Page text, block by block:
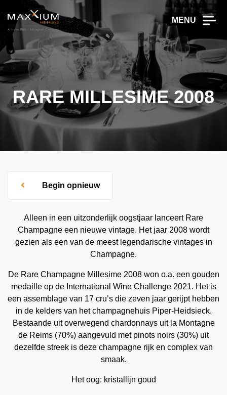
MENU
RARE MILLESIME 2008
Begin opnieuw
Alleen in een uitzonderlijk oogstjaar lanceert Rare
Champagne een nieuwe vintage. Het jaar 2008 wordt
gezien als een van de meest legendarische vintages in
Champagne.
De Rare Champagne Millesime 2008 won o.a. een gouden
medaille op de International Wine Challenge 2021. Het is
een assemblage van 17 cru’s die zeven jaar gerijpt hebben
in de kelders van het champagnehuis Piper-Heidsieck.
Bestaande uit overwegend chardonnays uit la Montagne
de Reims (70%) aangevuld met pinots noirs (30%) uit
dezelfde streek is deze champagne rijk en complex van
smaak.
Het oog: kristallijn goud